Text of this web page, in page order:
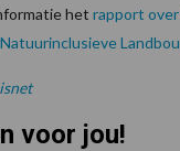
het rapport
voor jou!